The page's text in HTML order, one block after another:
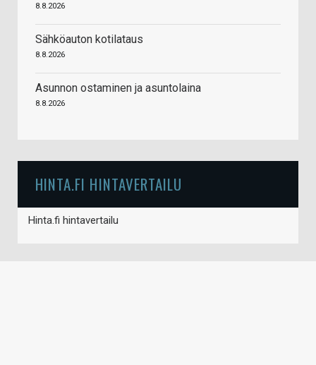
8.8.2026
Sähköauton kotilataus
8.8.2026
Asunnon ostaminen ja asuntolaina
8.8.2026
HINTA.FI HINTAVERTAILU
Hinta.fi hintavertailu